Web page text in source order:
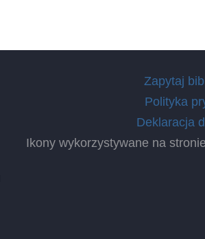
Zapytaj
Polityka
Deklaracja
Ikony wykorzystywane na